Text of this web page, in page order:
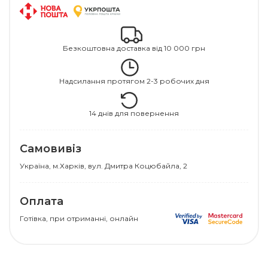
Безкоштовна доставка від 10 000 грн
Надсилання протягом 2-3 робочих дня
14 днів для повернення
Самовивіз
Українa, м.Харків, вул. Дмитра Коцюбайла, 2
Оплата
Готівка, при отриманні, онлайн